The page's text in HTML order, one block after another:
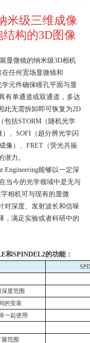
米级三维成像
构的3D图像
显微镜的纳米级3D相机
任何宽场显微镜和
元件确保瞳孔平面与显
有单通道或双通道，多达
此无需拆卸即可恢复为2D
包括STORM（随机光学
、 SOFI （超分辨光学闪
像）、 FRET（荧光共振
力。
Engineering能够以一定深
当今的光学领域中是无与
相机可与现有的显微
对深度、发射波长和信噪
，满足实验或者科研中的
和SPINDEL2的功能：
度范围
的安装
一起使用
范围